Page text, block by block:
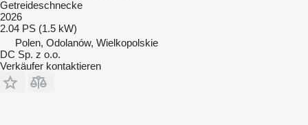
Getreideschnecke
2026
2.04 PS (1.5 kW)
Polen, Odolanów, Wielkopolskie
DC Sp. z o.o.
Verkäufer kontaktieren